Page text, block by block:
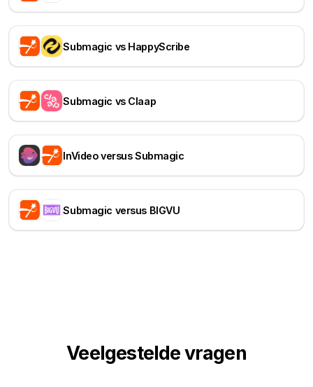
Submagic vs HappyScribe
Submagic vs Claap
InVideo versus Submagic
Submagic versus BIGVU
Veelgestelde vragen